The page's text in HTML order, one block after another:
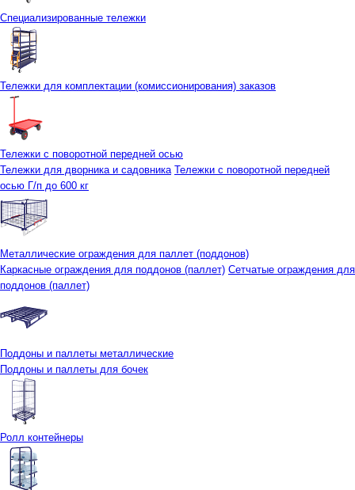
Специализированные тележки
Тележки для комплектации (комиссионирования) заказов
Тележки с поворотной передней осью
Тележки для дворника и садовника Тележки с поворотной передней
осью Г/п до 600 кг
Металлические ограждения для паллет (поддонов)
Каркасные ограждения для поддонов (паллет) Сетчатые ограждения для
поддонов (паллет)
Поддоны и паллеты металлические
Поддоны и паллеты для бочек
Ролл контейнеры